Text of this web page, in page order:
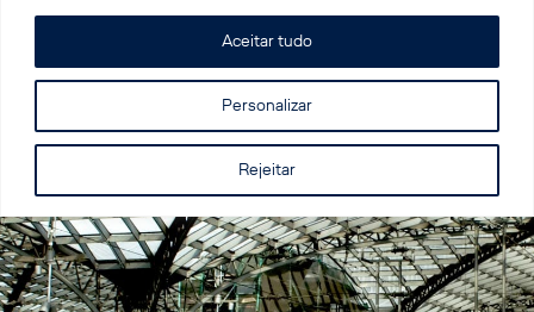
Personalizar
Rejeitar
Aceitar tudo
Deutsche Bahn
A melhor maneira de viajar na Alemanha e países
vizinhos!